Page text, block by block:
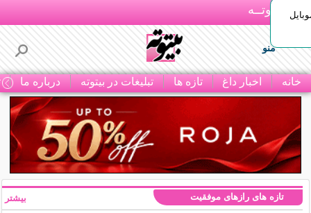
بـیتوتــه
منو
خانه اخبار داغ تازه ها تبلیغات در بیتوته درباره ما
تازه های رازهای موفقیت بیشتر